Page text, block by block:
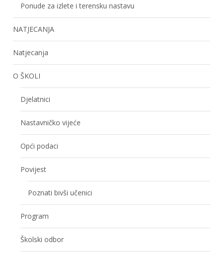
Ponude za izlete i terensku nastavu
NATJECANJA
Natjecanja
O ŠKOLI
Djelatnici
Nastavničko vijeće
Opći podaci
Povijest
Poznati bivši učenici
Program
Školski odbor